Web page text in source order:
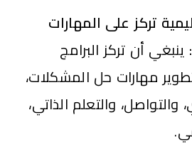
تركز على المهارات
ينبغي أن تركز البرامج
مهارات حل المشكلات،
والتواصل، والتعلم الذاتي،